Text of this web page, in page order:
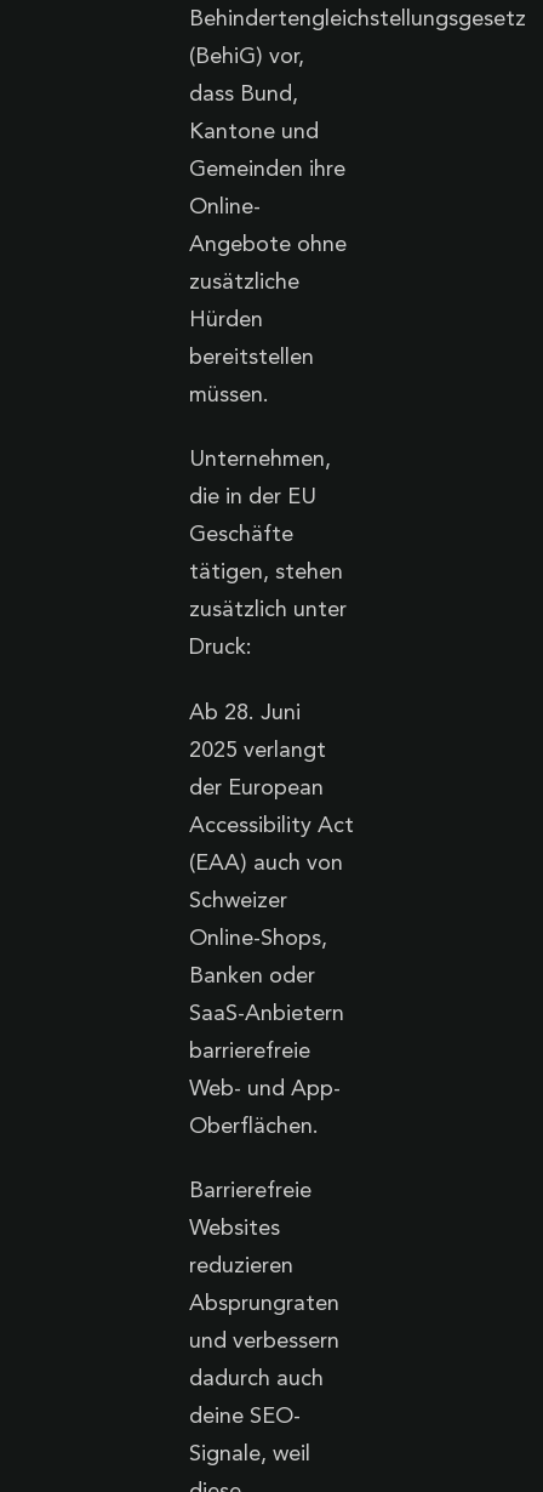
Behindertengleichstellungsgesetz
(BehiG) vor,
dass Bund,
Kantone und
Gemeinden ihre
Online-
Angebote ohne
zusätzliche
Hürden
bereitstellen
müssen.
Unternehmen,
die in der EU
Geschäfte
tätigen, stehen
zusätzlich unter
Druck:
Ab 28. Juni
2025 verlangt
der European
Accessibility Act
(EAA) auch von
Schweizer
Online-Shops,
Banken oder
SaaS-Anbietern
barrierefreie
Web- und App-
Oberflächen.
Barrierefreie
Websites
reduzieren
Absprungraten
und verbessern
dadurch auch
deine SEO-
Signale, weil